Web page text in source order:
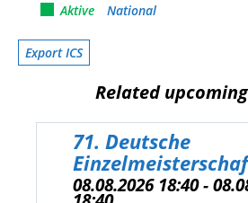
Aktive National
Export ICS
Related
71. Deutsche
08.08.2026 18:40 -